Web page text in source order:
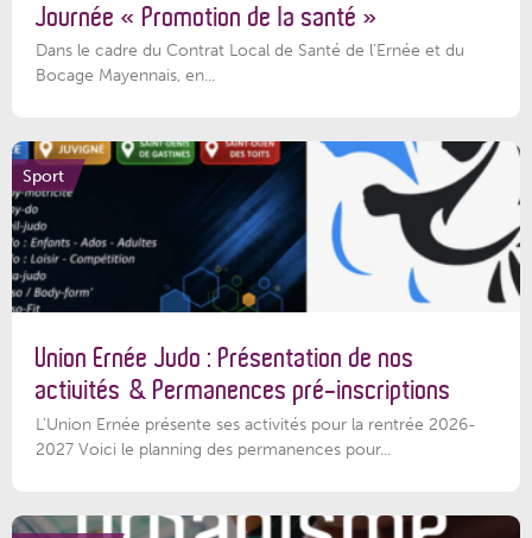
Journée « Promotion de la santé »
Dans le cadre du Contrat Local de Santé de l’Ernée et du
Bocage Mayennais, en...
Sport
Union Ernée Judo : Présentation de nos
activités & Permanences pré-inscriptions
L'Union Ernée présente ses activités pour la rentrée 2026-
2027 Voici le planning des permanences pour...